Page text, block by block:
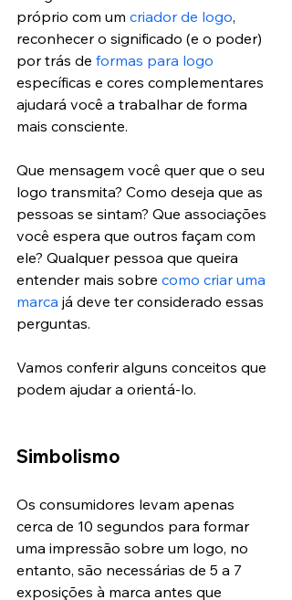
próprio com um criador de logo,
reconhecer o significado (e o poder)
por trás de formas para logo
específicas e cores complementares
ajudará você a trabalhar de forma
mais consciente.
Que mensagem você quer que o seu
logo transmita? Como deseja que as
pessoas se sintam? Que associações
você espera que outros façam com
ele? Qualquer pessoa que queira
entender mais sobre como criar uma
marca já deve ter considerado essas
perguntas.
Vamos conferir alguns conceitos que
podem ajudar a orientá-lo.
Simbolismo
Os consumidores levam apenas
cerca de 10 segundos para formar
uma impressão sobre um logo, no
entanto, são necessárias de 5 a 7
exposições à marca antes que